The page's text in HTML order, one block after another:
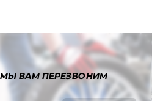
МЫ ВАМ ПЕРЕЗВОНИМ